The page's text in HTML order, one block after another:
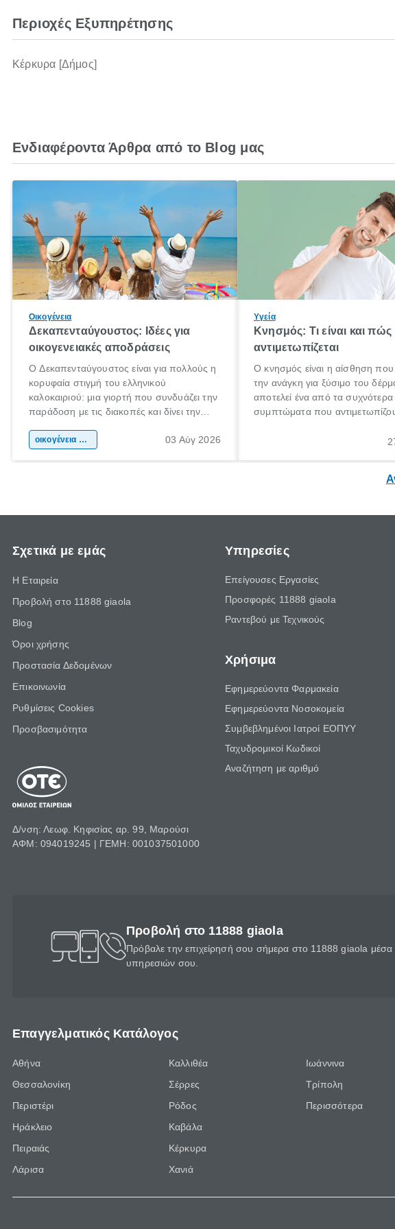
Περιοχές Εξυπηρέτησης
Κέρκυρα [Δήμος]
Ενδιαφέροντα Άρθρα από το Blog μας
Οικογένεια
Δεκαπενταύγουστος: Ιδέες για
οικογενειακές αποδράσεις
Ο Δεκαπενταύγουστος είναι για πολλούς η
κορυφαία στιγμή του ελληνικού
καλοκαιριού: μια γιορτή που συνδυάζει την
παράδοση με τις διακοπές και δίνει την
χώρας. Είτε πρόκειται για λίγες μέρες
οικογένεια & παιδί 03 Αύγ 2026
Υγεία
Κνησμός: Τι είναι και πώς
αντιμετωπίζεται
Ο κνησμός είναι η αίσθηση που
την ανάγκη για ξύσιμο του
αποτελεί ένα από τα συχνότερα
συμπτώματα που
πληροφορίες για το «κνησμός τι
Σχετικά με εμάς
Η Εταιρεία
Προβολή στο 11888 giaola
Blog
Όροι χρήσης
Προστασία Δεδομένων
Επικοινωνία
Ρυθμίσεις Cookies
Προσβασιμότητα
Δ/νση: Λεωφ. Κηφισίας αρ. 99, Μαρούσι
ΑΦΜ: 094019245 | ΓΕΜΗ: 001037501000
Υπηρεσίες
Επείγουσες Εργασίες
Προσφορές 11888 giaola
Ραντεβού με Τεχνικούς
Χρήσιμα
Εφημερεύοντα Φαρμακεία
Εφημερεύοντα Νοσοκομεία
Συμβεβλημένοι Ιατροί ΕΟΠΥΥ
Ταχυδρομικοί Κωδικοί
Αναζήτηση με αριθμό
Προβολή στο 11888 giaola
Πρόβαλε την επιχείρησή σου σήμερα στο 11888 giaola μέσα
υπηρεσιών σου.
Επαγγελματικός Κατάλογος
Αθήνα
Θεσσαλονίκη
Περιστέρι
Ηράκλειο
Πειραιάς
Λάρισα
Καλλιθέα
Σέρρες
Ρόδος
Καβάλα
Κέρκυρα
Χανιά
Ιωάννινα
Τρίπολη
Περισσότερα